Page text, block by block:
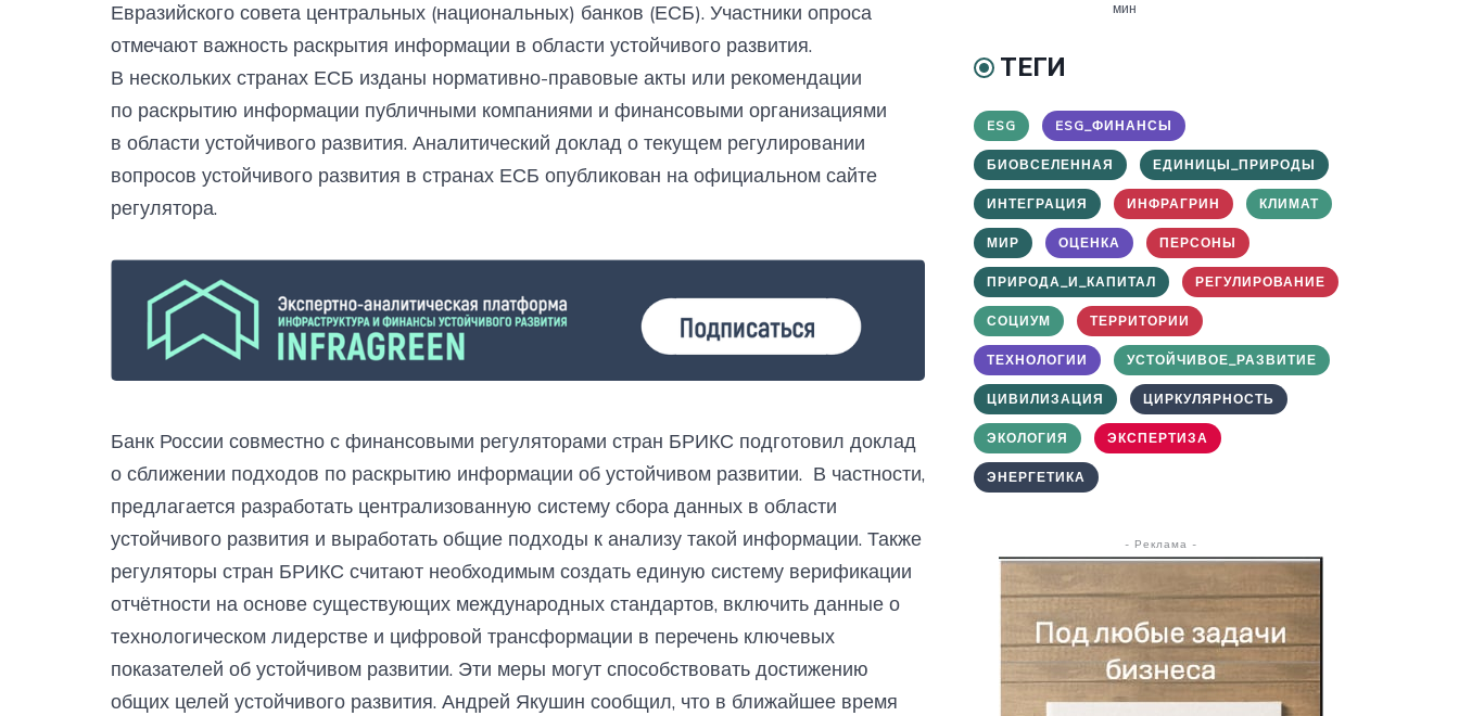
Евразийского совета центральных (национальных) банков (ЕСБ). Участники опроса
отмечают важность раскрытия информации в области устойчивого развития.
В нескольких странах ЕСБ изданы нормативно-правовые акты или рекомендации
по раскрытию информации публичными компаниями и финансовыми организациями
в области устойчивого развития. Аналитический доклад о текущем регулировании
вопросов устойчивого развития в странах ЕСБ опубликован на официальном сайте
регулятора.
Банк России совместно с финансовыми регуляторами стран БРИКС подготовил доклад
о сближении подходов по раскрытию информации об устойчивом развитии. В частности,
предлагается разработать централизованную систему сбора данных в области
устойчивого развития и выработать общие подходы к анализу такой информации. Также
регуляторы стран БРИКС считают необходимым создать единую систему верификации
отчётности на основе существующих международных стандартов, включить данные о
технологическом лидерстве и цифровой трансформации в перечень ключевых
показателей об устойчивом развитии. Эти меры могут способствовать достижению
общих целей устойчивого развития. Андрей Якушин сообщил, что в ближайшее время
мин
ТЕГИ
ESG ESG_ФИНАНСЫ
БИОВСЕЛЕННАЯ ЕДИНИЦЫ_ПРИРОДЫ
ИНТЕГРАЦИЯ ИНФРАГРИН КЛИМАТ
МИР ОЦЕНКА ПЕРСОНЫ
ПРИРОДА_И_КАПИТАЛ РЕГУЛИРОВАНИЕ
СОЦИУМ ТЕРРИТОРИИ
ТЕХНОЛОГИИ УСТОЙЧИВОЕ_РАЗВИТИЕ
ЦИВИЛИЗАЦИЯ ЦИРКУЛЯРНОСТЬ
ЭКОЛОГИЯ ЭКСПЕРТИЗА
ЭНЕРГЕТИКА
- Реклама -